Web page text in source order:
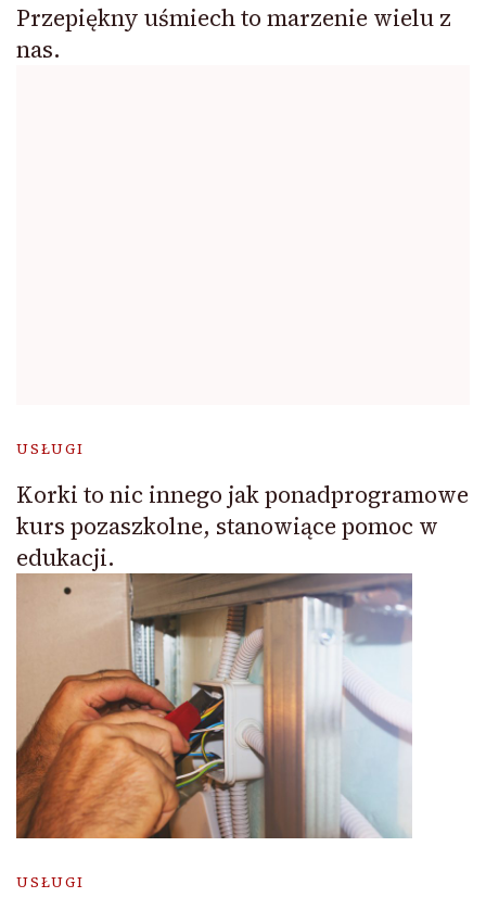
Przepiękny uśmiech to marzenie wielu z
nas.
USŁUGI
Korki to nic innego jak ponadprogramowe
kurs pozaszkolne, stanowiące pomoc w
edukacji.
USŁUGI